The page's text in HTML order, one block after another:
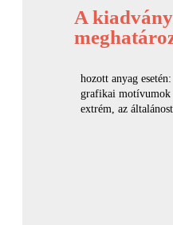
A
hozott anyag
grafikai motívumok
extrém, az